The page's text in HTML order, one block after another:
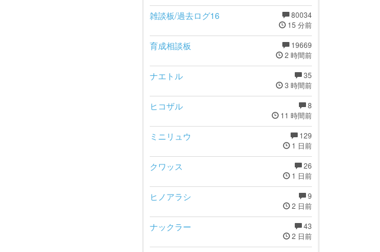
80034
15 分前
雑談板/過去ログ16
19669
2 時間前
育成相談板
35
3 時間前
ナエトル
8
11 時間前
ヒコザル
129
1 日前
ミニリュウ
26
1 日前
クワッス
9
2 日前
ヒノアラシ
43
2 日前
ナックラー